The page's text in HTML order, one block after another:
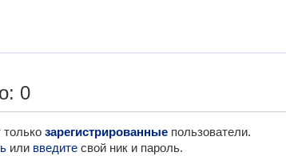
0
только зарегистрированные пользователи.
или введитесвой ник и пароль.